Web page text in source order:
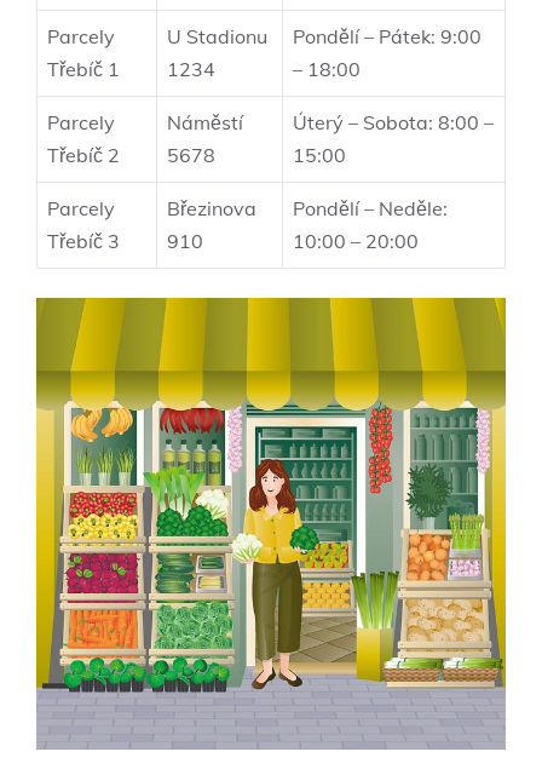
Parcely
Třebíč 1
U Stadionu
1234
Pondělí – Pátek: 9:00
– 18:00
Parcely
Třebíč 2
Náměstí
5678
Úterý – Sobota: 8:00 –
15:00
Parcely
Třebíč 3
Březinova
910
Pondělí – Neděle:
10:00 – 20:00